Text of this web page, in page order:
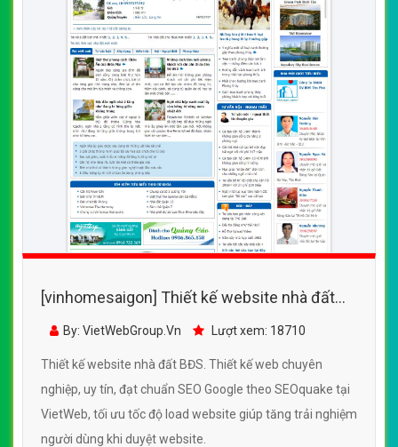
[vinhomesaigon] Thiết kế website nhà đất
BĐS đẹp, chuyên nghiệp chuẩn SEO
By: VietWebGroup.Vn Lượt xem: 18710
Thiết kế website nhà đất BĐS. Thiết kế web chuyên
nghiệp, uy tín, đạt chuẩn SEO Google theo SEOquake tại
VietWeb, tối ưu tốc độ load website giúp tăng trải nghiệm
người dùng khi duyệt website.